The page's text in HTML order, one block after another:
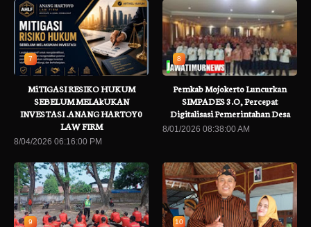
7
MiTIGASI RESIKO HUKUM
SEBELUM MELAkUKAN
INVESTASI .ANANG HARTOY0
LAW FIRM
8/04/2026 06:16:00 PM
8
Pemkab Mojokerto Luncurkan
SIMPADES 3.O, Percepat
Digitalisasi Pemerintahan Desa
8/01/2026 08:38:00 AM
9 10